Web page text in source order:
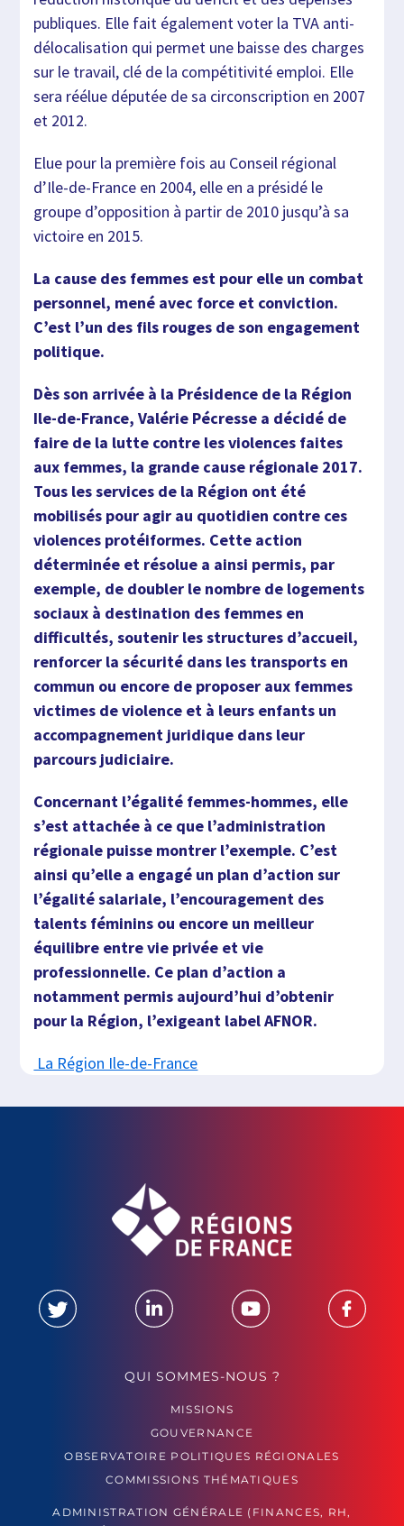
publiques. Elle fait également voter la TVA anti-
délocalisation qui permet une baisse des charges
sur le travail, clé de la compétitivité emploi. Elle
sera réélue députée de sa circonscription en 2007
et 2012.
Elue pour la première fois au Conseil régional
d’Ile-de-France en 2004, elle en a présidé le
groupe d’opposition à partir de 2010 jusqu’à sa
victoire en 2015.
La cause des femmes est pour elle un combat
personnel, mené avec force et conviction.
C’est l’un des fils rouges de son engagement
politique.
Dès son arrivée à la Présidence de la Région
Ile-de-France, Valérie Pécresse a décidé de
faire de la lutte contre les violences faites
aux femmes, la grande cause régionale 2017.
Tous les services de la Région ont été
mobilisés pour agir au quotidien contre ces
violences protéiformes. Cette action
déterminée et résolue a ainsi permis, par
exemple, de doubler le nombre de logements
sociaux à destination des femmes en
difficultés, soutenir les structures d’accueil,
renforcer la sécurité dans les transports en
commun ou encore de proposer aux femmes
victimes de violence et à leurs enfants un
accompagnement juridique dans leur
parcours judiciaire.
Concernant l’égalité femmes-hommes, elle
s’est attachée à ce que l’administration
régionale puisse montrer l’exemple. C’est
ainsi qu’elle a engagé un plan d’action sur
l’égalité salariale, l’encouragement des
talents féminins ou encore un meilleur
équilibre entre vie privée et vie
professionnelle. Ce plan d’action a
notamment permis aujourd’hui d’obtenir
pour la Région, l’exigeant label AFNOR.
La Région Ile-de-France
QUI SOMMES-NOUS ?
MISSIONS
GOUVERNANCE
OBSERVATOIRE POLITIQUES RÉGIONALES
COMMISSIONS THÉMATIQUES
ADMINISTRATION GÉNÉRALE (FINANCES, RH,